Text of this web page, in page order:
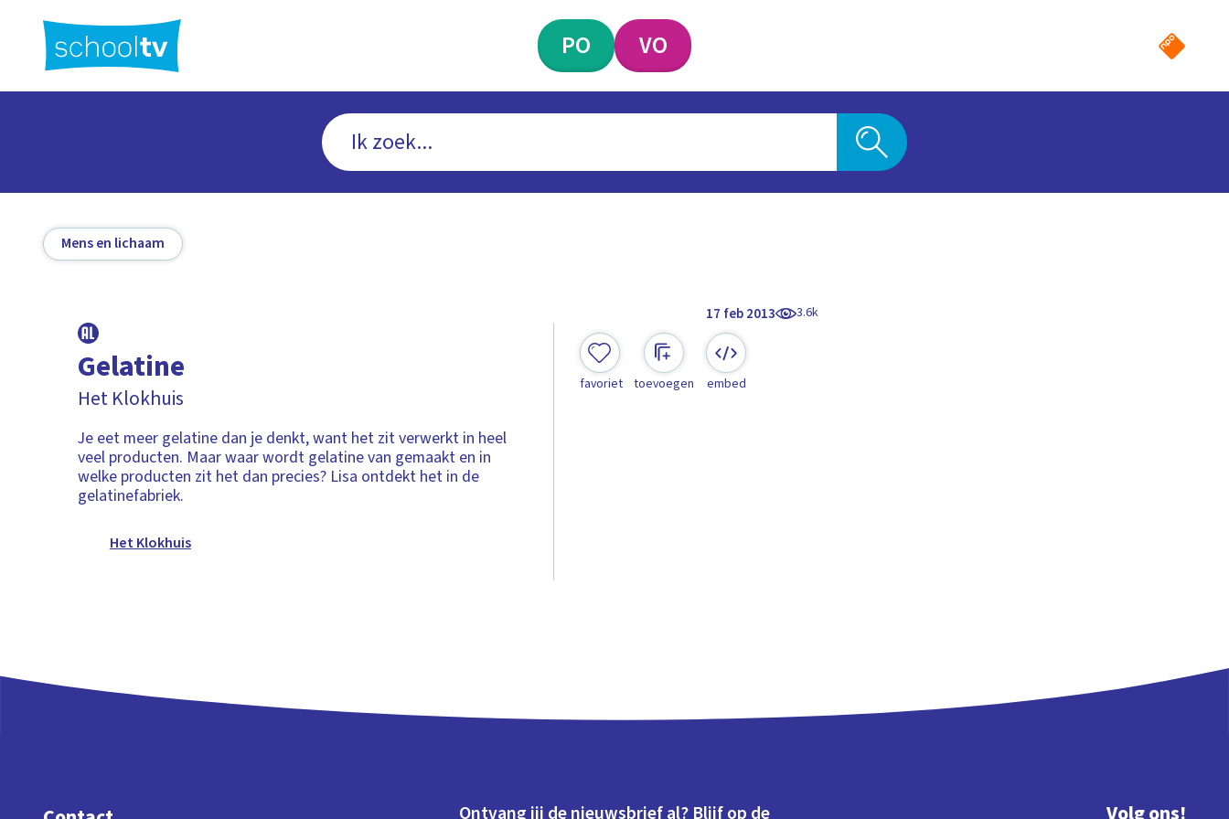
hoofdinhoud
PO VO
Mens en lichaam
17 feb 2013 3.6k
Gelatine
Het Klokhuis
Je eet meer gelatine dan je denkt, want het zit verwerkt in heel
veel producten. Maar waar wordt gelatine van gemaakt en in
welke producten zit het dan precies? Lisa ontdekt het in de
gelatinefabriek.
Het Klokhuis
favoriet toevoegen embed
Ontvang jij de nieuwsbrief al? Blijf op de